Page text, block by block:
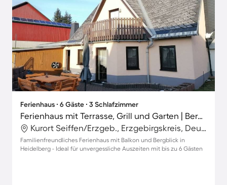
Ferienhaus ∙ 6 Gäste ∙ 3 Schlafzimmer
Ferienhaus mit Terrasse, Grill und Garten | Bergblick
Kurort Seiffen/Erzgeb., Erzgebirgskreis, Deutschland
Familienfreundliches Ferienhaus mit Balkon und Bergblick in
Heidelberg - Ideal für unvergessliche Auszeiten mit bis zu 6 Gästen